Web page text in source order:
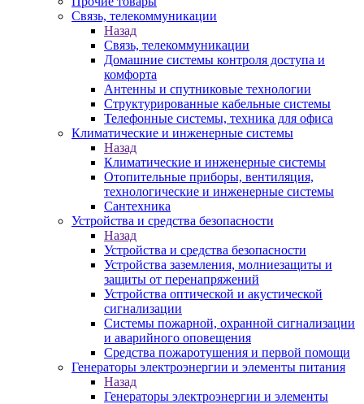
Связь, телекоммуникации
Назад
Связь, телекоммуникации
Домашние системы контроля доступа и
комфорта
Антенны и спутниковые технологии
Структурированные кабельные системы
Телефонные системы, техника для офиса
Климатические и инженерные системы
Назад
Климатические и инженерные системы
Отопительные приборы, вентиляция,
технологические и инженерные системы
Сантехника
Устройства и средства безопасности
Назад
Устройства и средства безопасности
Устройства заземления, молниезащиты и
защиты от перенапряжений
Устройства оптической и акустической
сигнализации
Системы пожарной, охранной сигнализации
и аварийного оповещения
Средства пожаротушения и первой помощи
Генераторы электроэнергии и элементы питания
Назад
Генераторы электроэнергии и элементы